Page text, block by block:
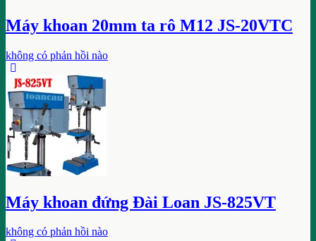
Máy khoan 20mm ta rô M12 JS-20VTC
không có phản hồi nào
Máy khoan đứng Đài Loan JS-825VT
không có phản hồi nào